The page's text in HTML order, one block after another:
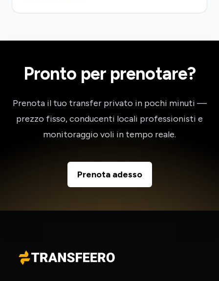
Pronto per prenotare?
Prenota il tuo transfer privato in pochi minuti —
prezzo fisso, conducenti locali professionisti e
monitoraggio voli in tempo reale.
Prenota adesso